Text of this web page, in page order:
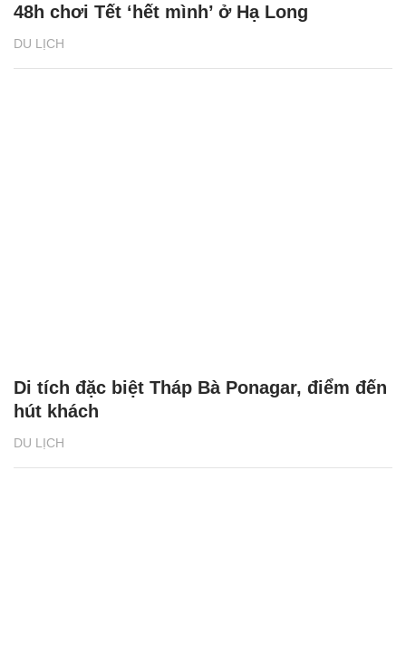
DU LỊCH
48h chơi Tết ‘hết mình’ ở Hạ Long
DU LỊCH
Di tích đặc biệt Tháp Bà Ponagar, điểm đến
hút khách